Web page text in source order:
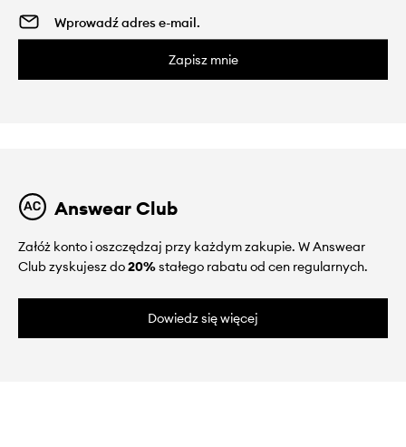
Zapisz mnie
Answear Club
Załóż konto i oszczędzaj przy każdym zakupie. W Answear
Club zyskujesz do20%stałego rabatu od cen regularnych.
Dowiedz się więcej